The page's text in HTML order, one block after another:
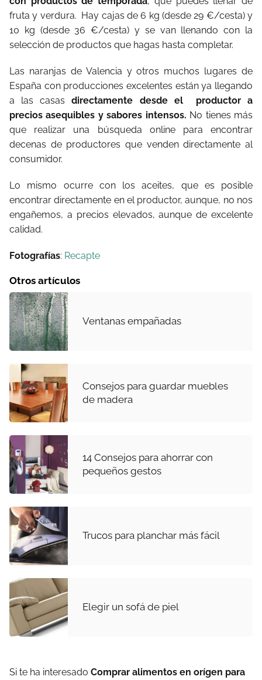
fruta y verdura. Hay cajas de 6 kg (desde 29 €/cesta) y
10 kg (desde 36 €/cesta) y se van llenando con la
selección de productos que hagas hasta completar.
Las naranjas de Valencia y otros muchos lugares de
España con producciones excelentes están ya llegando
a las casasdirectamente desde el productor a
precios asequibles y sabores intensos. No tienes más
que realizar una búsqueda online para encontrar
decenas de productores que venden directamente al
consumidor.
Lo mismo ocurre con los aceites, que es posible
encontrar directamente en el productor, aunque, no nos
engañemos, a precios elevados, aunque de excelente
calidad.
Fotografías: Recapte
Otros artículos
Ventanas empañadas
Consejos para guardar muebles
de madera
14 Consejos para ahorrar con
pequeños gestos
Trucos para planchar más fácil
Elegir un sofá de piel
Si te ha interesado Comprar alimentos en orígen para